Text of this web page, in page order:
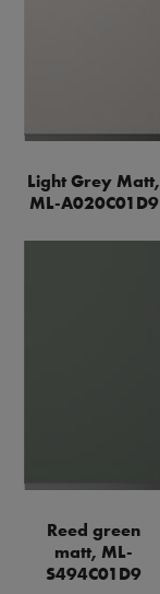
Light Grey Matt,
ML-A020C01D9
Reed green
matt, ML-
S494C01D9